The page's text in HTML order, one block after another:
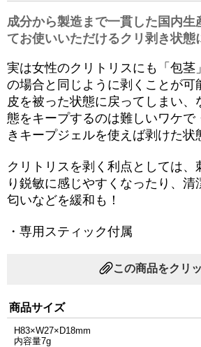
成分から製造まで一貫した国内生
てお使いいただけるクリ剥き状態
実は女性のクリトリスにも「包茎
の場合と同じように剥くことが可
皮を被った状態に戻ってしまい、
態をキープするのは難しいワケで
きキープジェルを使えば剥けた状
クリトリスを剥く利点としては、
り鋭敏に感じやすくなったり、清
匂いなどを緩和も！
・専用スティック付属
この商品をクリ
商品サイズ
H83×W27×D18mm
内容量7g